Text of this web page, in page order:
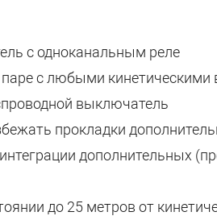
с одноканальным реле
паре с любыми
выключатель
прокладки
дополнительных
до 25 метров от